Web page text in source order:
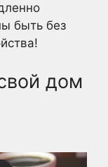
быть без
дом